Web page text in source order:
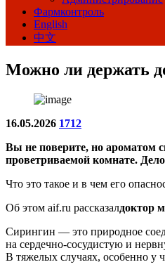
Фармконтроль
English
中文
Можно ли держать
16.05.2026 1712
Вы не поверите, но ароматом
проветриваемой комнате.
Что это такое и в чем его
Об этом aif.ru рассказалдоктор
Сирингин — это природное
на сердечно-сосудистую и
В тяжелых случаях, особенно у